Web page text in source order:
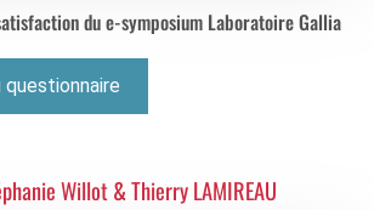
du e-symposium Laboratoire Gallia
questionnaire
Willot & Thierry LAMIREAU